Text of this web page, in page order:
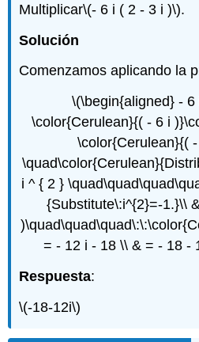
Multiplicar\(- 6 i ( 2 - 3 i )\).
Solución
Comenzamos aplicando la
\(\begin{aligned} -
\color{Cerulean}{( - 6 i
\color{Cerulean}{(
i ^ { 2 }
{Substitute\:i^{2}=-1.}\\
= - 12 i - 18 \\ & = - 18 -
Respuesta:
\(-18-12i\)